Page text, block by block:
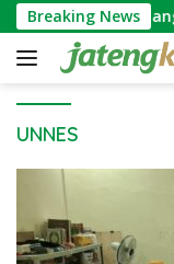
k
Breaking Newsyang
UNNES